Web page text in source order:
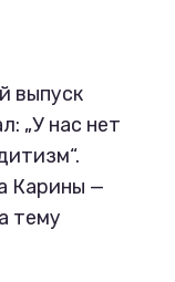
выпуск
„У нас нет
Карины —
тему